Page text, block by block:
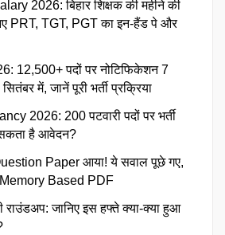
2026: बिहार शिक्षक की महीने की
PRT, TGT, PGT का इन-हैंड पे और
12,500+ पदों पर नोटिफिकेशन 7
में, जानें पूरी भर्ती प्रक्रिया
2026: 200 पटवारी पदों पर भर्ती
है आवेदन?
Paper आया! ये सवाल पूछे गए,
Based PDF
जानिए इस हफ्ते क्या-क्या हुआ